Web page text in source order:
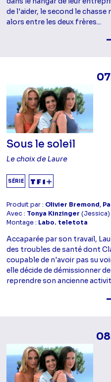
de l'aider, le second le
alors entre les deux frères...
Sous le soleil
Le choix de Laure
SÉRIE
Produit par : Olivier Bremond,
Avec : Tonya Kinzinger (Jessica)
Montage : Labo. teletota
Accaparée par son travail,
des troubles de santé dont
coupable de n'avoir pas su
elle décide de démissionner
reprendre son ancienne